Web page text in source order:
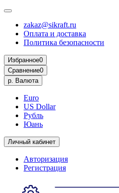
zakaz@sikraft.ru
Оплата и доставка
Политика безопасности
Избранное0
Сравнение0
р. Валюта
Euro
US Dollar
Рубль
Юань
Личный кабинет
Авторизация
Регистрация